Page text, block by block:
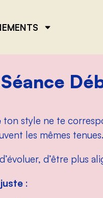
Séance
ton style ne te
les mêmes tenues.
d’évoluer, d’être plus
: